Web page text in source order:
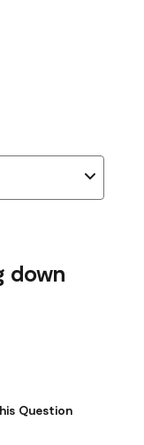
down
Question